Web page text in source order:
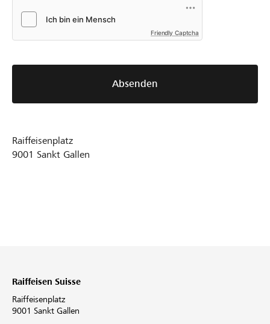
Friendly Captcha
Absenden
Raiffeisenplatz
9001 Sankt Gallen
Raiffeisen Suisse
Raiffeisenplatz
9001 Sankt Gallen